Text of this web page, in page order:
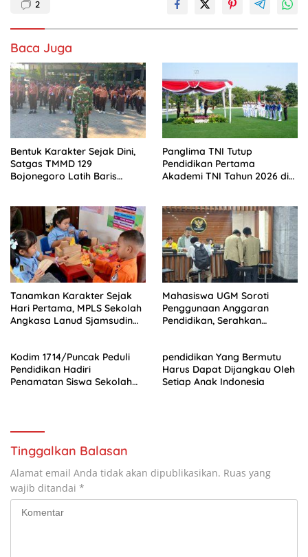
2
Baca Juga
Bentuk Karakter Sejak Dini,
Satgas TMMD 129
Bojonegoro Latih Baris
Panglima TNI Tutup
Pendidikan Pertama
Akademi TNI Tahun 2026 di
Tanamkan Karakter Sejak
Hari Pertama, MPLS Sekolah
Angkasa Lanud Sjamsudin
Mahasiswa UGM Soroti
Penggunaan Anggaran
Pendidikan, Serahkan
Kodim 1714/Puncak Peduli
Pendidikan Hadiri
Penamatan Siswa Sekolah
pendidikan Yang Bermutu
Harus Dapat Dijangkau Oleh
Setiap Anak Indonesia
Tinggalkan Balasan
Alamat email Anda tidak akan dipublikasikan. Ruas yang
wajib ditandai *